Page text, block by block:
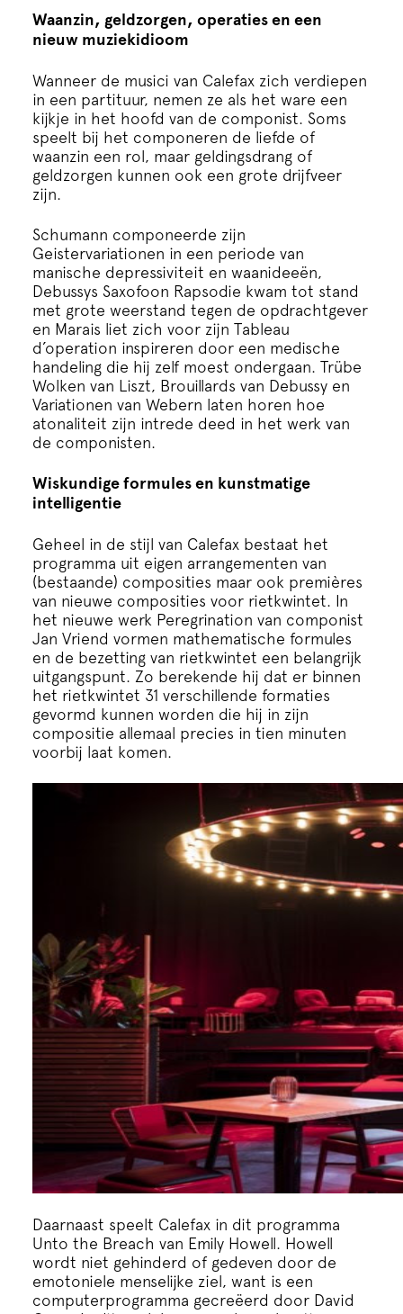
Waanzin, geldzorgen, operaties en een
nieuw muziekidioom
Wanneer de musici van Calefax zich verdiepen
in een partituur, nemen ze als het ware een
kijkje in het hoofd van de componist. Soms
speelt bij het componeren de liefde of
waanzin een rol, maar geldingsdrang of
geldzorgen kunnen ook een grote drijfveer
zijn.
Schumann componeerde zijn
Geistervariationen in een periode van
manische depressiviteit en waanideeën,
Debussys Saxofoon Rapsodie kwam tot stand
met grote weerstand tegen de opdrachtgever
en Marais liet zich voor zijn Tableau
d’operation inspireren door een medische
handeling die hij zelf moest ondergaan. Trübe
Wolken van Liszt, Brouillards van Debussy en
Variationen van Webern laten horen hoe
atonaliteit zijn intrede deed in het werk van
de componisten.
Wiskundige formules en kunstmatige
intelligentie
Geheel in de stijl van Calefax bestaat het
programma uit eigen arrangementen van
(bestaande) composities maar ook premières
van nieuwe composities voor rietkwintet. In
het nieuwe werk Peregrination van componist
Jan Vriend vormen mathematische formules
en de bezetting van rietkwintet een belangrijk
uitgangspunt. Zo berekende hij dat er binnen
het rietkwintet 31 verschillende formaties
gevormd kunnen worden die hij in zijn
compositie allemaal precies in tien minuten
voorbij laat komen.
Daarnaast speelt Calefax in dit programma
Unto the Breach van Emily Howell. Howell
wordt niet gehinderd of gedeven door de
emotoniele menselijke ziel, want is een
computerprogramma gecreëerd door David